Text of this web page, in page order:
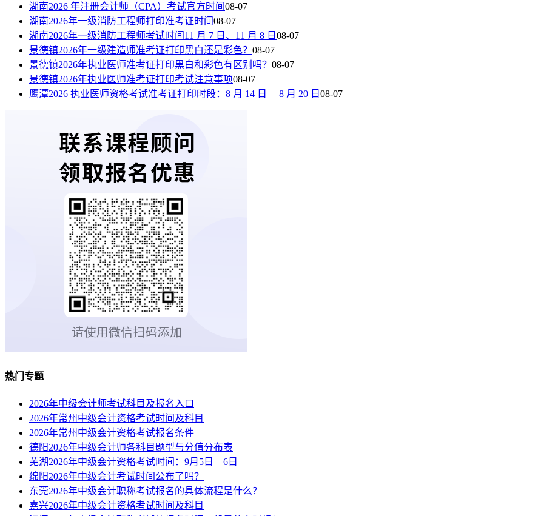
湖南2026 年注册会计师（CPA）考试官方时间08-07
湖南2026年一级消防工程师打印准考证时间08-07
湖南2026年一级消防工程师考试时间11 月 7 日、11 月 8 日 08-07
景德镇2026年一级建造师准考证打印黑白还是彩色？ 08-07
景德镇2026年执业医师准考证打印黑白和彩色有区别吗？ 08-07
景德镇2026年执业医师准考证打印考试注意事项08-07
鹰潭2026 执业医师资格考试准考证打印时段：8 月 14 日 —8 月 20 日 08-07
热门专题
2026年中级会计师考试科目及报名入口
2026年常州中级会计资格考试时间及科目
2026年常州中级会计资格考试报名条件
德阳2026年中级会计师各科目题型与分值分布表
芜湖2026年中级会计资格考试时间：9月5日—6日
绵阳2026年中级会计考试时间公布了吗？
东莞2026年中级会计职称考试报名的具体流程是什么？
嘉兴2026年中级会计资格考试时间及科目